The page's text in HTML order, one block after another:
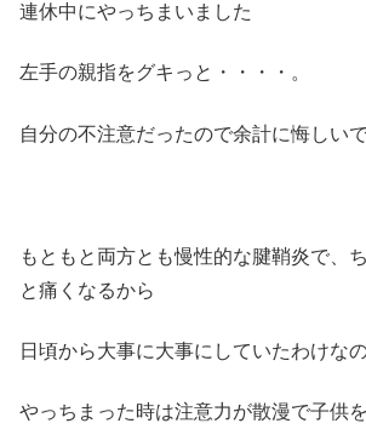
連休中にやっちまいました
左手の親指をグキっと・・・・。
自分の不注意だったので余計に悔しい
もともと両方とも慢性的な腱鞘炎で、
と痛くなるから
日頃から大事に大事にしていたわけなの
やっちまった時は注意力が散漫で子供